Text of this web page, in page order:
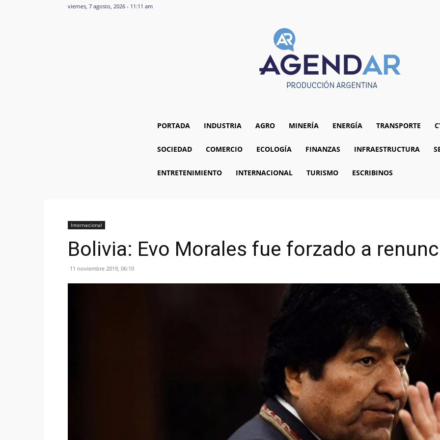
viernes, 7 agosto, 2026 - 11:11 am
PORTADA INDUSTRIA AGRO MINERÍA ENERGÍA TRANSPORTE
SOCIEDAD COMERCIO ECOLOGÍA FINANZAS INFRAESTRUCTURA
ENTRETENIMIENTO INTERNACIONAL TURISMO ESCRIBINOS
Internacional
Bolivia: Evo Morales fue forzado a
11 noviembre 2019, 06:10